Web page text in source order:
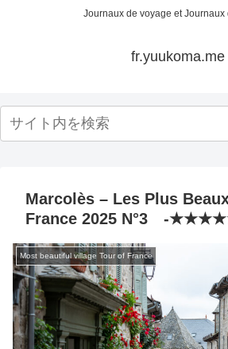
Journaux de voyage et Journaux
fr.yuukoma.me
Marcolès – Les Plus
France 2025 N°3 -
Most beautiful village Tour of France